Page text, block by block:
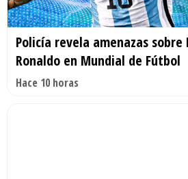
Policía revela amenazas
Ronaldo en Mundial de Fútbol
Hace 10 horas